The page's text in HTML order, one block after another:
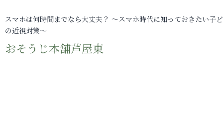
スマホは何時間までなら大丈夫？ ～スマホ時代に知っておきたい子
の近視対策～
おそうじ本舗芦屋東